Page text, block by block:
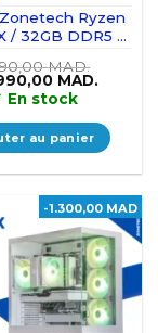
Ryzen
/
MAD.
:
MAD..
MAD.Le
est :
En stock
au panier
-1.300,00 MAD